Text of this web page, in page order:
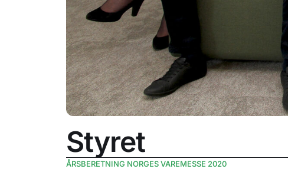
Styret
ÅRSBERETNING NORGES VAREMESSE 2020